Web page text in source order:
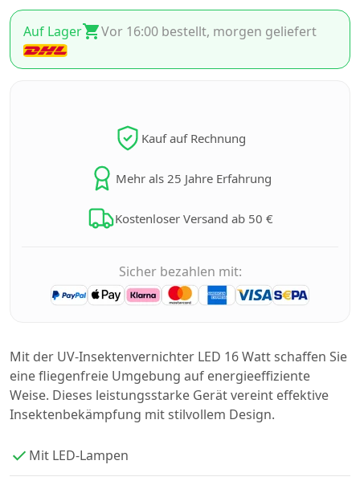
Auf Lager Vor 16:00 bestellt, morgen geliefert
Kauf auf Rechnung
Mehr als 25 Jahre Erfahrung
Kostenloser Versand ab 50 €
Sicher bezahlen mit:
Mit der UV-Insektenvernichter LED 16 Watt schaffen Sie
eine fliegenfreie Umgebung auf energieeffiziente
Weise. Dieses leistungsstarke Gerät vereint effektive
Insektenbekämpfung mit stilvollem Design.
Mit LED-Lampen